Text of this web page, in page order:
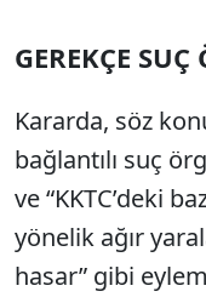
GEREKÇE
Kararda, söz
bağlantılı suç
ve “KKTC’deki
yönelik ağır
hasar” gibi